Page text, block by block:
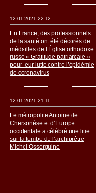
12.01.2021 22:12
En France, des professionnels
de la santé ont été décorés de
médailles de l’Église orthodoxe
russe « Gratitude patriarcale »
pour leur lutte contre l’épidémie
de coronavirus
12.01.2021 21:11
Le métropolite Antoine de
Chersonèse et d’Europe
occidentale a célébré une litie
sur la tombe de l’archiprêtre
Michel Ossorguine